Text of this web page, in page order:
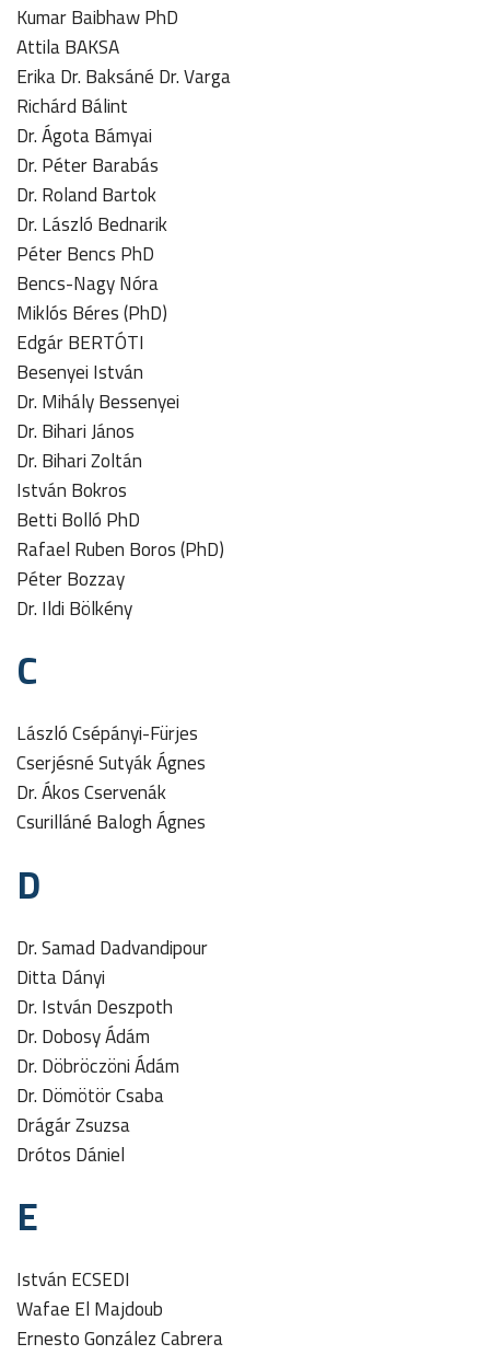
Kumar Baibhaw PhD
Attila BAKSA
Erika Dr. Baksáné Dr. Varga
Richárd Bálint
Dr. Ágota Bámyai
Dr. Péter Barabás
Dr. Roland Bartok
Dr. László Bednarik
Péter Bencs PhD
Bencs-Nagy Nóra
Miklós Béres (PhD)
Edgár BERTÓTI
Besenyei István
Dr. Mihály Bessenyei
Dr. Bihari János
Dr. Bihari Zoltán
István Bokros
Betti Bolló PhD
Rafael Ruben Boros (PhD)
Péter Bozzay
Dr. Ildi Bölkény
C
László Csépányi-Fürjes
Cserjésné Sutyák Ágnes
Dr. Ákos Cservenák
Csurilláné Balogh Ágnes
D
Dr. Samad Dadvandipour
Ditta Dányi
Dr. István Deszpoth
Dr. Dobosy Ádám
Dr. Döbröczöni Ádám
Dr. Dömötör Csaba
Drágár Zsuzsa
Drótos Dániel
E
István ECSEDI
Wafae El Majdoub
Ernesto González Cabrera